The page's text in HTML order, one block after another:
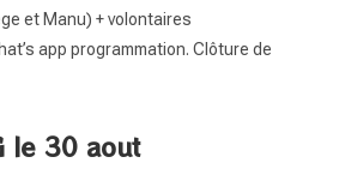
et Manu) + volontaires
app programmation. Clôture de
le 30 aout